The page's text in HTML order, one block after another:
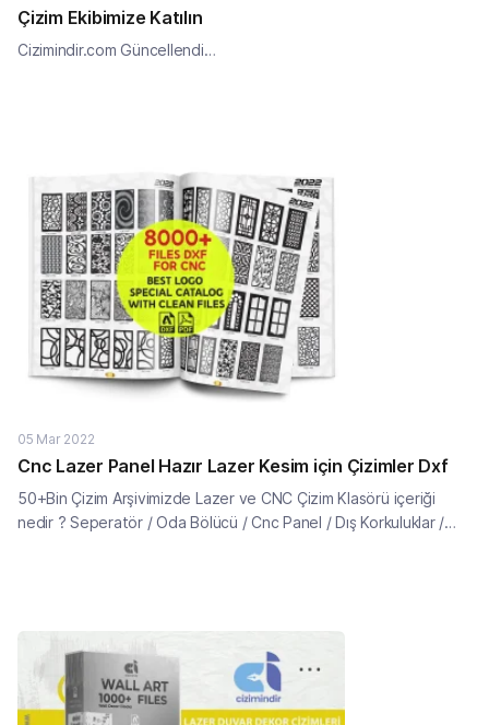
Çizim Ekibimize Katılın
Cizimindir.com Güncellendi…
05 Mar 2022
Cnc Lazer Panel Hazır Lazer Kesim için Çizimler Dxf
50+Bin Çizim Arşivimizde Lazer ve CNC Çizim Klasörü içeriği
nedir ? Seperatör / Oda Bölücü / Cnc Panel / Dış Korkuluklar /